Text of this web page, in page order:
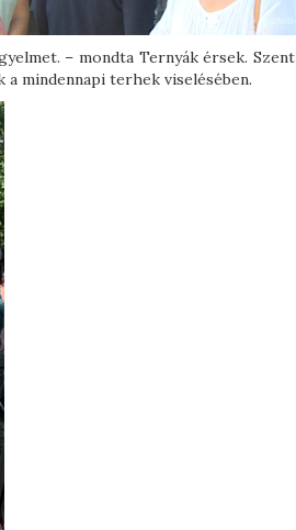
– mondta Ternyák érsek.
a mindennapi terhek viselésében.